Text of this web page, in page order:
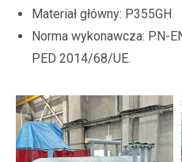
Materiał główny: P355GH
Norma wykonawcza: PN-
PED 2014/68/UE.